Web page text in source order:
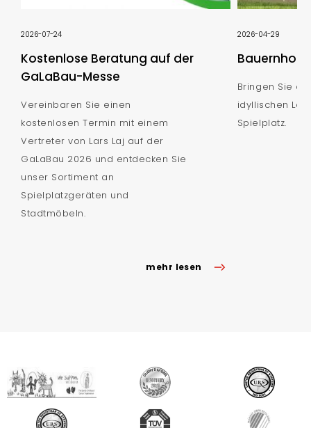
2026-07-24
Kostenlose Beratung auf der
GaLaBau-Messe
Vereinbaren Sie einen
kostenlosen Termin mit einem
Vertreter von Lars Laj auf der
GaLaBau 2026 und entdecken Sie
unser Sortiment an
Spielplatzgeräten und
Stadtmöbeln.
mehr lesen
2026-04-29
Bauernhof
Bringen Sie
idyllischen
Spielplatz.